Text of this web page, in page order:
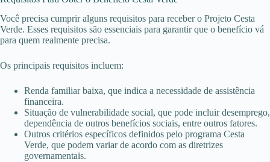
Você precisa cumprir alguns requisitos para receber o Projeto Cesta
Verde. Esses requisitos são essenciais para garantir que o benefício vá
para quem realmente precisa.
Os principais requisitos incluem:
Renda familiar baixa, que indica a necessidade de assistência
financeira.
Situação de vulnerabilidade social, que pode incluir desemprego,
dependência de outros benefícios sociais, entre outros fatores.
Outros critérios específicos definidos pelo programa Cesta
Verde, que podem variar de acordo com as diretrizes
governamentais.